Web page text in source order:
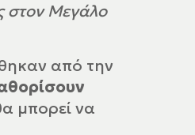
στον Μεγάλο
από την
μπορεί να